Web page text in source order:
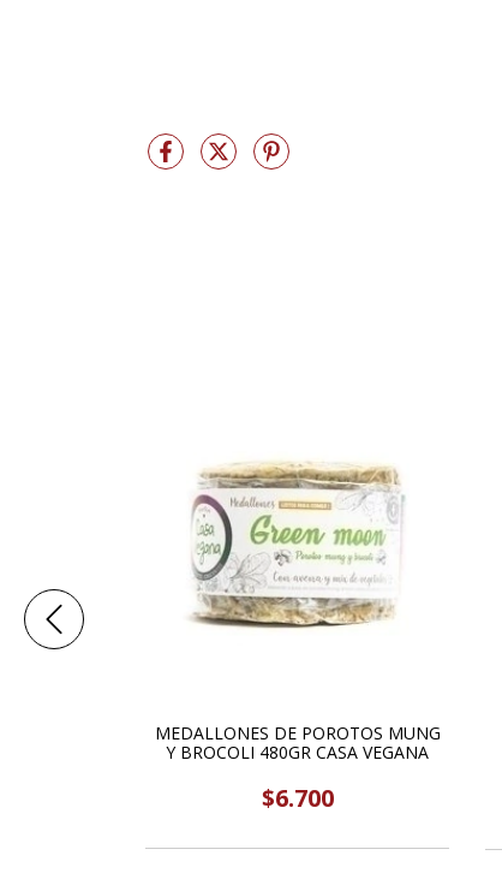
MEDALLONES DE POROTOS MUNG
Y BROCOLI 480GR CASA VEGANA
$6.700